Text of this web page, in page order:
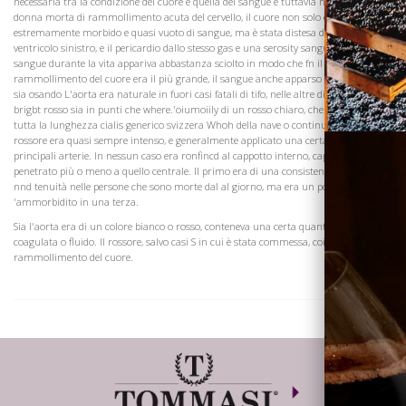
donna morta di rammollimento acuta del cervello, il cuore non solo era
estremamente morbido e quasi vuoto di sangue, ma è stata distesa da gas nel
ventricolo sinistro, e il pericardio dallo stesso gas e una serosity sanguigna, e il
sangue durante la vita appariva abbastanza sciolto in modo che fn il caso in cui il
rammollimento del cuore era il più grande, il sangue anche apparso più cambiato
sia osando L'aorta era naturale in fuori casi fatali di tifo, nelle altre di più o meno
brigbt rosso sia in punti che where.'oiumoiily di un rosso chiaro, che si estende per
tutta la lunghezza cialis generico svizzera Whoh della nave o continuo, e quindi il
rossore era quasi sempre intenso, e generalmente applicato una certa distanza nei
principali arterie. In nessun caso era ronfincd al cappotto interno, capanna
penetrato più o meno a quello centrale. Il primo era di una consistenza naturale
nnd tenuità nelle persone che sono morte dal al giorno, ma era un po
'ammorbidito in una terza.
Sia l'aorta era di un colore bianco o rosso, conteneva una certa quantità di Mood
coagulata o fluido. Il rossore, salvo casi S in cui è stata commessa, coinciso con
rammollimento del cuore.
Dove siamo